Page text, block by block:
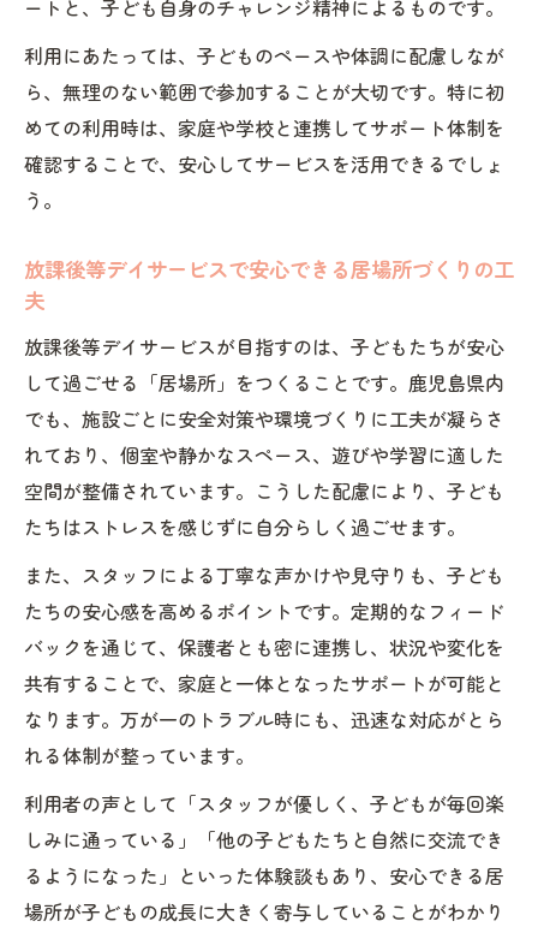
ビスの工夫
放課後等デイサービスで自己肯定感を育む
方法
チャレンジ活動が放課後等デイサービスで
果たす役割
秘訣
ートと、子ども自身のチャレンジ精神によるものです。
利用にあたっては、子どものペースや体調に配慮しなが
ら、無理のない範囲で参加することが大切です。特に初
めての利用時は、家庭や学校と連携してサポート体制を
確認することで、安心してサービスを活用できるでしょ
う。
放課後等デイサービスで安心できる居場所づくりの工
夫
放課後等デイサービスが目指すのは、子どもたちが安心
して過ごせる「居場所」をつくることです。鹿児島県内
でも、施設ごとに安全対策や環境づくりに工夫が凝らさ
れており、個室や静かなスペース、遊びや学習に適した
空間が整備されています。こうした配慮により、子ども
たちはストレスを感じずに自分らしく過ごせます。
また、スタッフによる丁寧な声かけや見守りも、子ども
たちの安心感を高めるポイントです。定期的なフィード
バックを通じて、保護者とも密に連携し、状況や変化を
共有することで、家庭と一体となったサポートが可能と
なります。万が一のトラブル時にも、迅速な対応がとら
れる体制が整っています。
利用者の声として「スタッフが優しく、子どもが毎回楽
しみに通っている」「他の子どもたちと自然に交流でき
るようになった」といった体験談もあり、安心できる居
場所が子どもの成長に大きく寄与していることがわかり